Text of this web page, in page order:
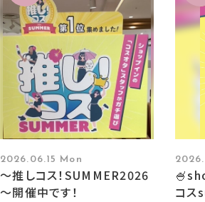
2026.06.15 Mon
～推しコス！SUMMER2026
～開催中です！
コス